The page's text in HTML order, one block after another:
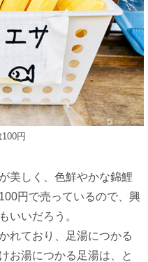
円
美しく、色鮮やかな錦鯉
円で売っているので、興
いいだろう。
れており、足湯につかる
お湯につかる足湯は、と